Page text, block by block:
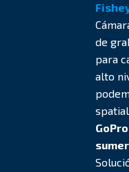
de
para
alto